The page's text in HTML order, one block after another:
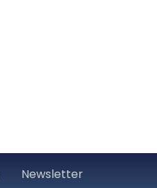
Newsletter